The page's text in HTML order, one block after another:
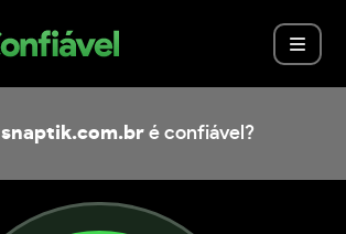
snaptik.com.br é confiável?